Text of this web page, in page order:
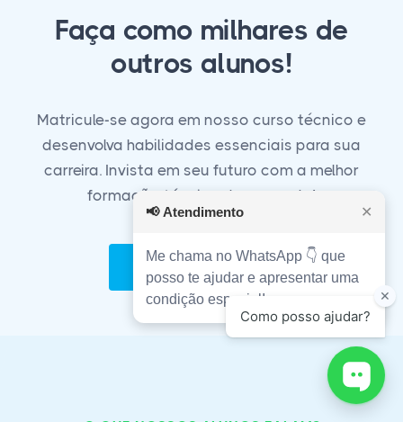
Faça como milhares de
outros alunos!
Matricule-se agora em nosso curso técnico e
desenvolva habilidades essenciais para sua
carreira. Invista em seu futuro com a melhor
formação técnica do mercado!
Matricule-se Agora!
📢 Atendimento ✕
Me chama no WhatsApp 👇 que
posso te ajudar e apresentar uma
condição especial!